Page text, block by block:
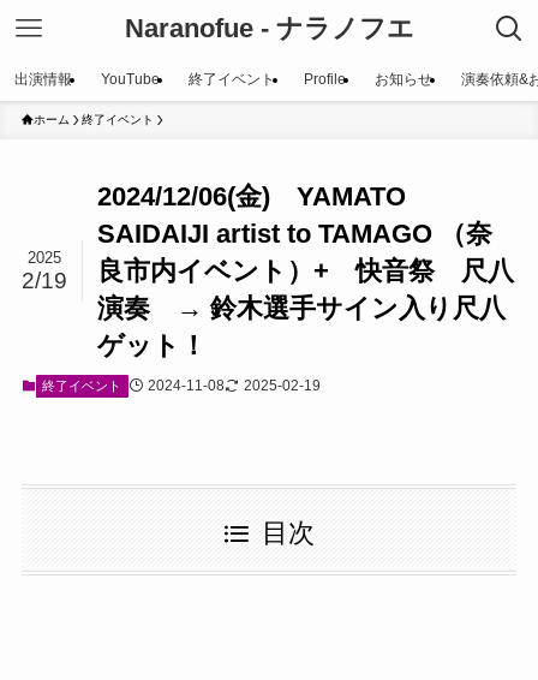
Naranofue - ナラノフエ
出演情報 YouTube 終了イベント Profile お知らせ 演奏依頼&
ホーム 終了イベント
2024/12/06(金) YAMATO
SAIDAIJI artist to TAMAGO （奈
良市内イベント）+ 快音祭 尺八
演奏 → 鈴木選手サイン入り尺八
ゲット！
2025
2/19
終了イベント 2024-11-08 2025-02-19
目次